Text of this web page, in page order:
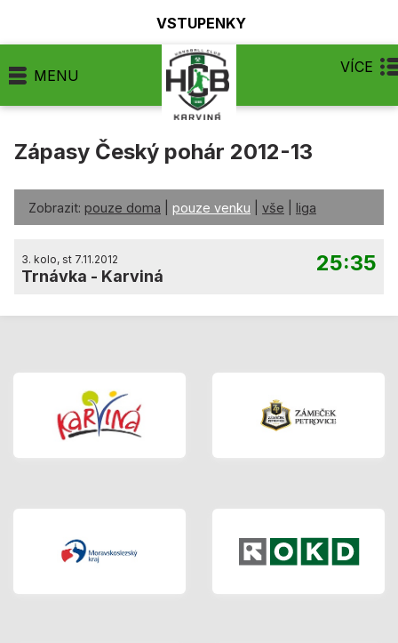
VSTUPENKY
MENU VÍCE
Zápasy Český pohár 2012-13
Zobrazit: pouze doma pouze venku vše liga
3. kolo, st 7.11.2012
Trnávka - Karviná
25:35